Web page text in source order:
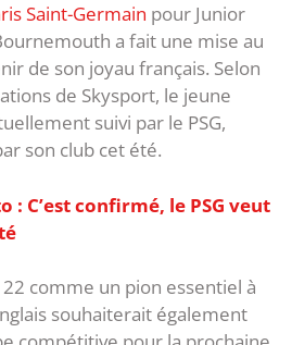
Saint-Germain pour Junior
a fait une mise au
de son joyau français. Selon
de Skysport, le jeune
suivi par le PSG,
son club cet été.
: C’est confirmé, le PSG veut
comme un pion essentiel à
souhaiterait également